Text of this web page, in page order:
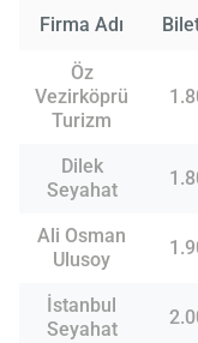
Firma Adı
Öz
Vezirköprü
Turizm
Dilek
Seyahat
Ali Osman
Ulusoy
İstanbul
Seyahat